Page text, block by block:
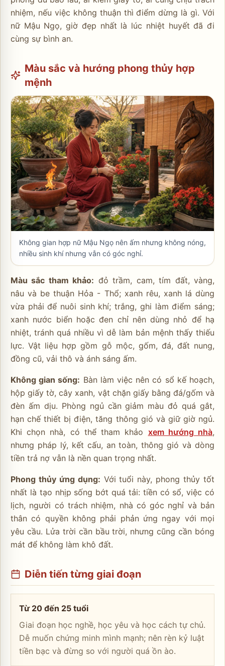
nhiệm, nếu việc không thuận thì điểm dừng là gì. Với
nữ Mậu Ngọ, giờ đẹp nhất là lúc nhiệt huyết đã đi
cùng sự bình an.
Màu sắc và hướng phong thủy hợp
mệnh
Không gian hợp nữ Mậu Ngọ nên ấm nhưng không nóng,
nhiều sinh khí nhưng vẫn có góc nghỉ.
Màu sắc tham khảo: đỏ trầm, cam, tím đất, vàng,
nâu và be thuận Hỏa - Thổ; xanh rêu, xanh lá dùng
vừa phải để nuôi sinh khí; trắng, ghi làm điểm sáng;
xanh nước biển hoặc đen chỉ nên dùng nhỏ để hạ
nhiệt, tránh quá nhiều vì dễ làm bản mệnh thấy thiếu
lực. Vật liệu hợp gồm gỗ mộc, gốm, đá, đất nung,
đồng cũ, vải thô và ánh sáng ấm.
Không gian sống: Bàn làm việc nên có sổ kế hoạch,
hộp giấy tờ, cây xanh, vật chặn giấy bằng đá/gốm và
đèn ấm dịu. Phòng ngủ cần giảm màu đỏ quá gắt,
hạn chế thiết bị điện, tăng thông gió và giữ giờ ngủ.
Khi chọn nhà, có thể tham khảo xem hướng nhà,
nhưng pháp lý, kết cấu, an toàn, thông gió và dòng
tiền trả nợ vẫn là nền quan trọng nhất.
Phong thủy ứng dụng: Với tuổi này, phong thủy tốt
nhất là tạo nhịp sống bớt quá tải: tiền có sổ, việc có
lịch, người có trách nhiệm, nhà có góc nghỉ và bản
thân có quyền không phải phản ứng ngay với mọi
yêu cầu. Lửa trời cần bầu trời, nhưng cũng cần bóng
mát để không làm khô đất.
Diễn tiến từng giai đoạn
Từ 20 đến 25 tuổi
Giai đoạn học nghề, học yêu và học cách tự chủ.
Dễ muốn chứng minh mình mạnh; nên rèn kỷ luật
tiền bạc và đừng so với người quá ồn ào.